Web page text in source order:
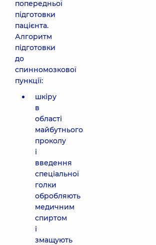
попередньої
підготовки
пацієнта.
Алгоритм
підготовки
до
спинномозкової
пункції:
шкіру
в
області
майбутнього
проколу
і
введення
спеціальної
голки
обробляють
медичним
спиртом
і
змащують